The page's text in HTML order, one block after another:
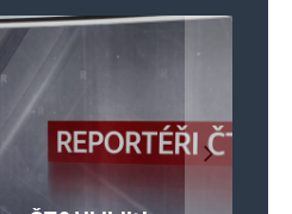
v EU, 6. díl:
85letého
Jacquese
v EU, 5. díl:
pádu Bastily
Klausovi:
loajalita
boří legendy
a politici lžou:
nezachrání
ani zkrácené
Muž, který se